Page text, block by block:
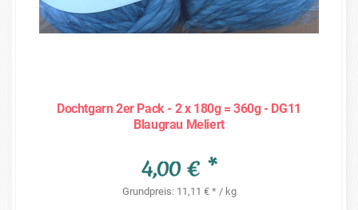
Dochtgarn 2er Pack - 2 x 180g = 360g - DG11
Blaugrau Meliert
4,00 € *
Grundpreis: 11,11 € * / kg